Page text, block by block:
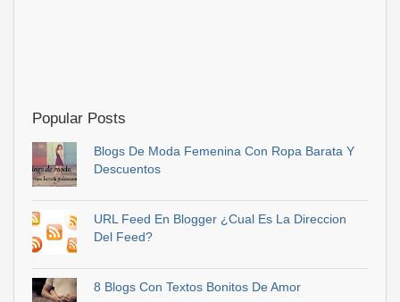
Popular Posts
Blogs De Moda Femenina Con Ropa Barata Y
Descuentos
URL Feed En Blogger ¿Cual Es La Direccion
Del Feed?
8 Blogs Con Textos Bonitos De Amor